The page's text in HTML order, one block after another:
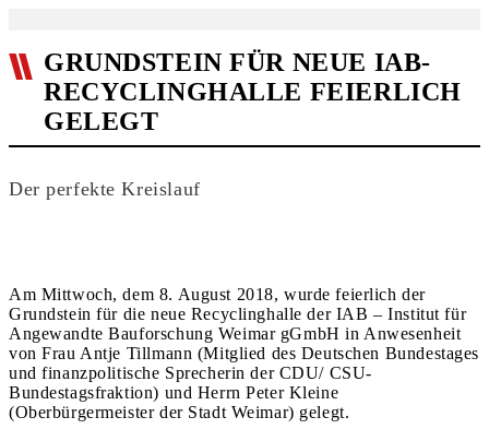
GRUNDSTEIN FÜR NEUE IAB-
RECYCLINGHALLE FEIERLICH
GELEGT
Der perfekte Kreislauf
Am Mittwoch, dem 8. August 2018, wurde feierlich der
Grundstein für die neue Recyclinghalle der IAB – Institut für
Angewandte Bauforschung Weimar gGmbH in Anwesenheit
von Frau Antje Tillmann (Mitglied des Deutschen Bundestages
und finanzpolitische Sprecherin der CDU/ CSU-
Bundestagsfraktion) und Herrn Peter Kleine
(Oberbürgermeister der Stadt Weimar) gelegt.